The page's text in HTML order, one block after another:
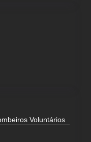
Voluntários